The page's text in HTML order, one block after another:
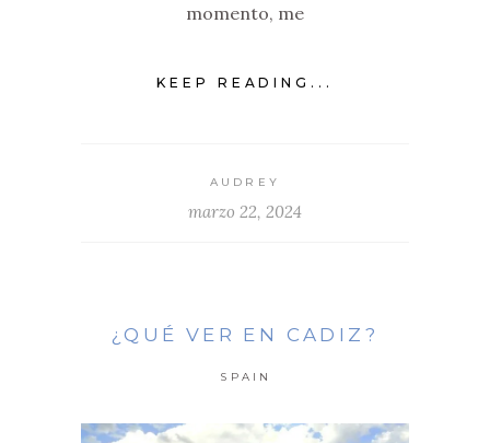
momento, me
KEEP READING...
AUDREY
marzo 22, 2024
¿QUÉ VER EN CADIZ?
SPAIN